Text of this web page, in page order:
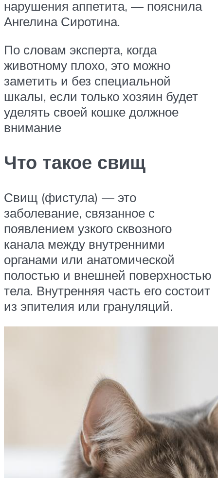
нарушения аппетита, — пояснила
Ангелина Сиротина.
По словам эксперта, когда
животному плохо, это можно
заметить и без специальной
шкалы, если только хозяин будет
уделять своей кошке должное
внимание
Что такое свищ
Свищ (фистула) — это
заболевание, связанное с
появлением узкого сквозного
канала между внутренними
органами или анатомической
полостью и внешней поверхностью
тела. Внутренняя часть его состоит
из эпителия или грануляций.